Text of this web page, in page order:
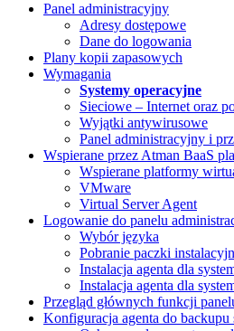
Panel administracyjny
Adresy dostępowe
Dane do logowania
Plany kopii zapasowych
Wymagania
Systemy operacyjne
Sieciowe – Internet oraz
Wyjątki antywirusowe
Panel administracyjny i
Wspierane przez Atman BaaS
Wspierane platformy
VMware
Virtual Server Agent
Logowanie do panelu
Wybór języka
Pobranie paczki
Instalacja agenta dla
Instalacja agenta dla
Przegląd głównych funkcji
Konfiguracja agenta do